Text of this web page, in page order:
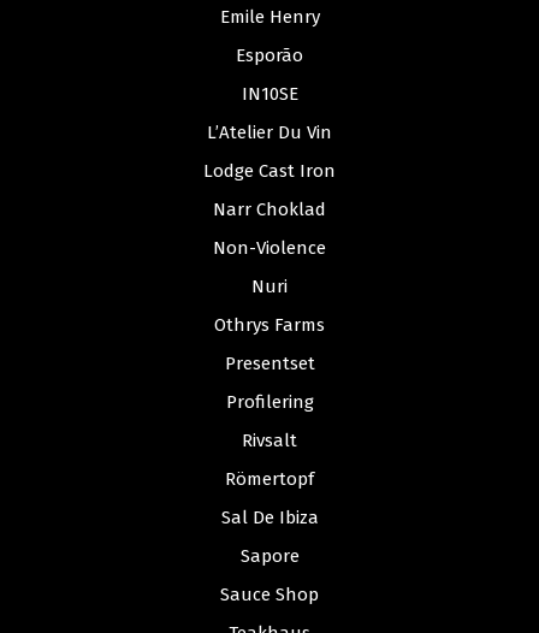
Emile Henry
Esporão
IN10SE
L’Atelier Du Vin
Lodge Cast Iron
Narr Choklad
Non-Violence
Nuri
Othrys Farms
Presentset
Profilering
Rivsalt
Römertopf
Sal De Ibiza
Sapore
Sauce Shop